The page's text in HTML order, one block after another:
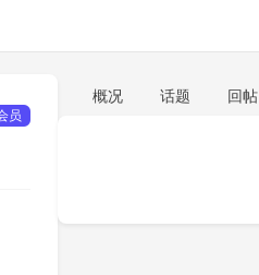
员
概况 话题 回帖